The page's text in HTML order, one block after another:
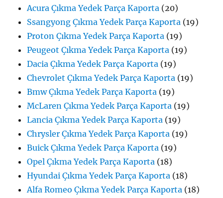
Acura Çıkma Yedek Parça Kaporta (20)
Ssangyong Çıkma Yedek Parça Kaporta (19)
Proton Çıkma Yedek Parça Kaporta (19)
Peugeot Çıkma Yedek Parça Kaporta (19)
Dacia Çıkma Yedek Parça Kaporta (19)
Chevrolet Çıkma Yedek Parça Kaporta (19)
Bmw Çıkma Yedek Parça Kaporta (19)
McLaren Çıkma Yedek Parça Kaporta (19)
Lancia Çıkma Yedek Parça Kaporta (19)
Chrysler Çıkma Yedek Parça Kaporta (19)
Buick Çıkma Yedek Parça Kaporta (19)
Opel Çıkma Yedek Parça Kaporta (18)
Hyundai Çıkma Yedek Parça Kaporta (18)
Alfa Romeo Çıkma Yedek Parça Kaporta (18)